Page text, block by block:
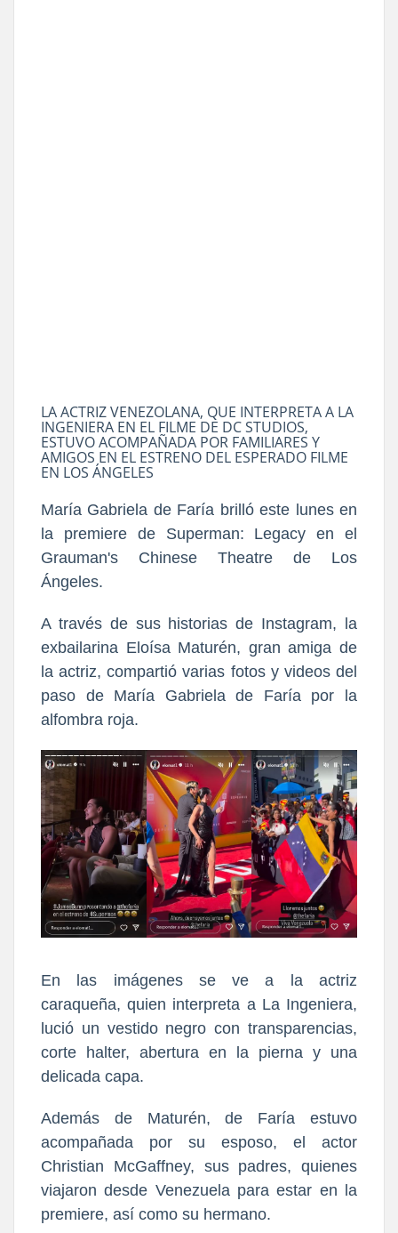
LA ACTRIZ VENEZOLANA, QUE INTERPRETA A LA
INGENIERA EN EL FILME DE DC STUDIOS,
ESTUVO ACOMPAÑADA POR FAMILIARES Y
AMIGOS EN EL ESTRENO DEL ESPERADO FILME
EN LOS ÁNGELES
María Gabriela de Faría brilló este lunes en
la premiere de Superman: Legacy en el
Grauman's Chinese Theatre de Los
Ángeles.
A través de sus historias de Instagram, la
exbailarina Eloísa Maturén, gran amiga de
la actriz, compartió varias fotos y videos del
paso de María Gabriela de Faría por la
alfombra roja.
En las imágenes seve a la actriz
caraqueña, quien interpreta a La Ingeniera,
lució un vestido negro con transparencias,
corte halter, abertura en la pierna y una
delicada capa.
Además de Maturén, de Faría estuvo
acompañada por su esposo, el actor
Christian McGaffney, sus padres, quienes
viajaron desde Venezuela para estar en la
premiere, así como su hermano.